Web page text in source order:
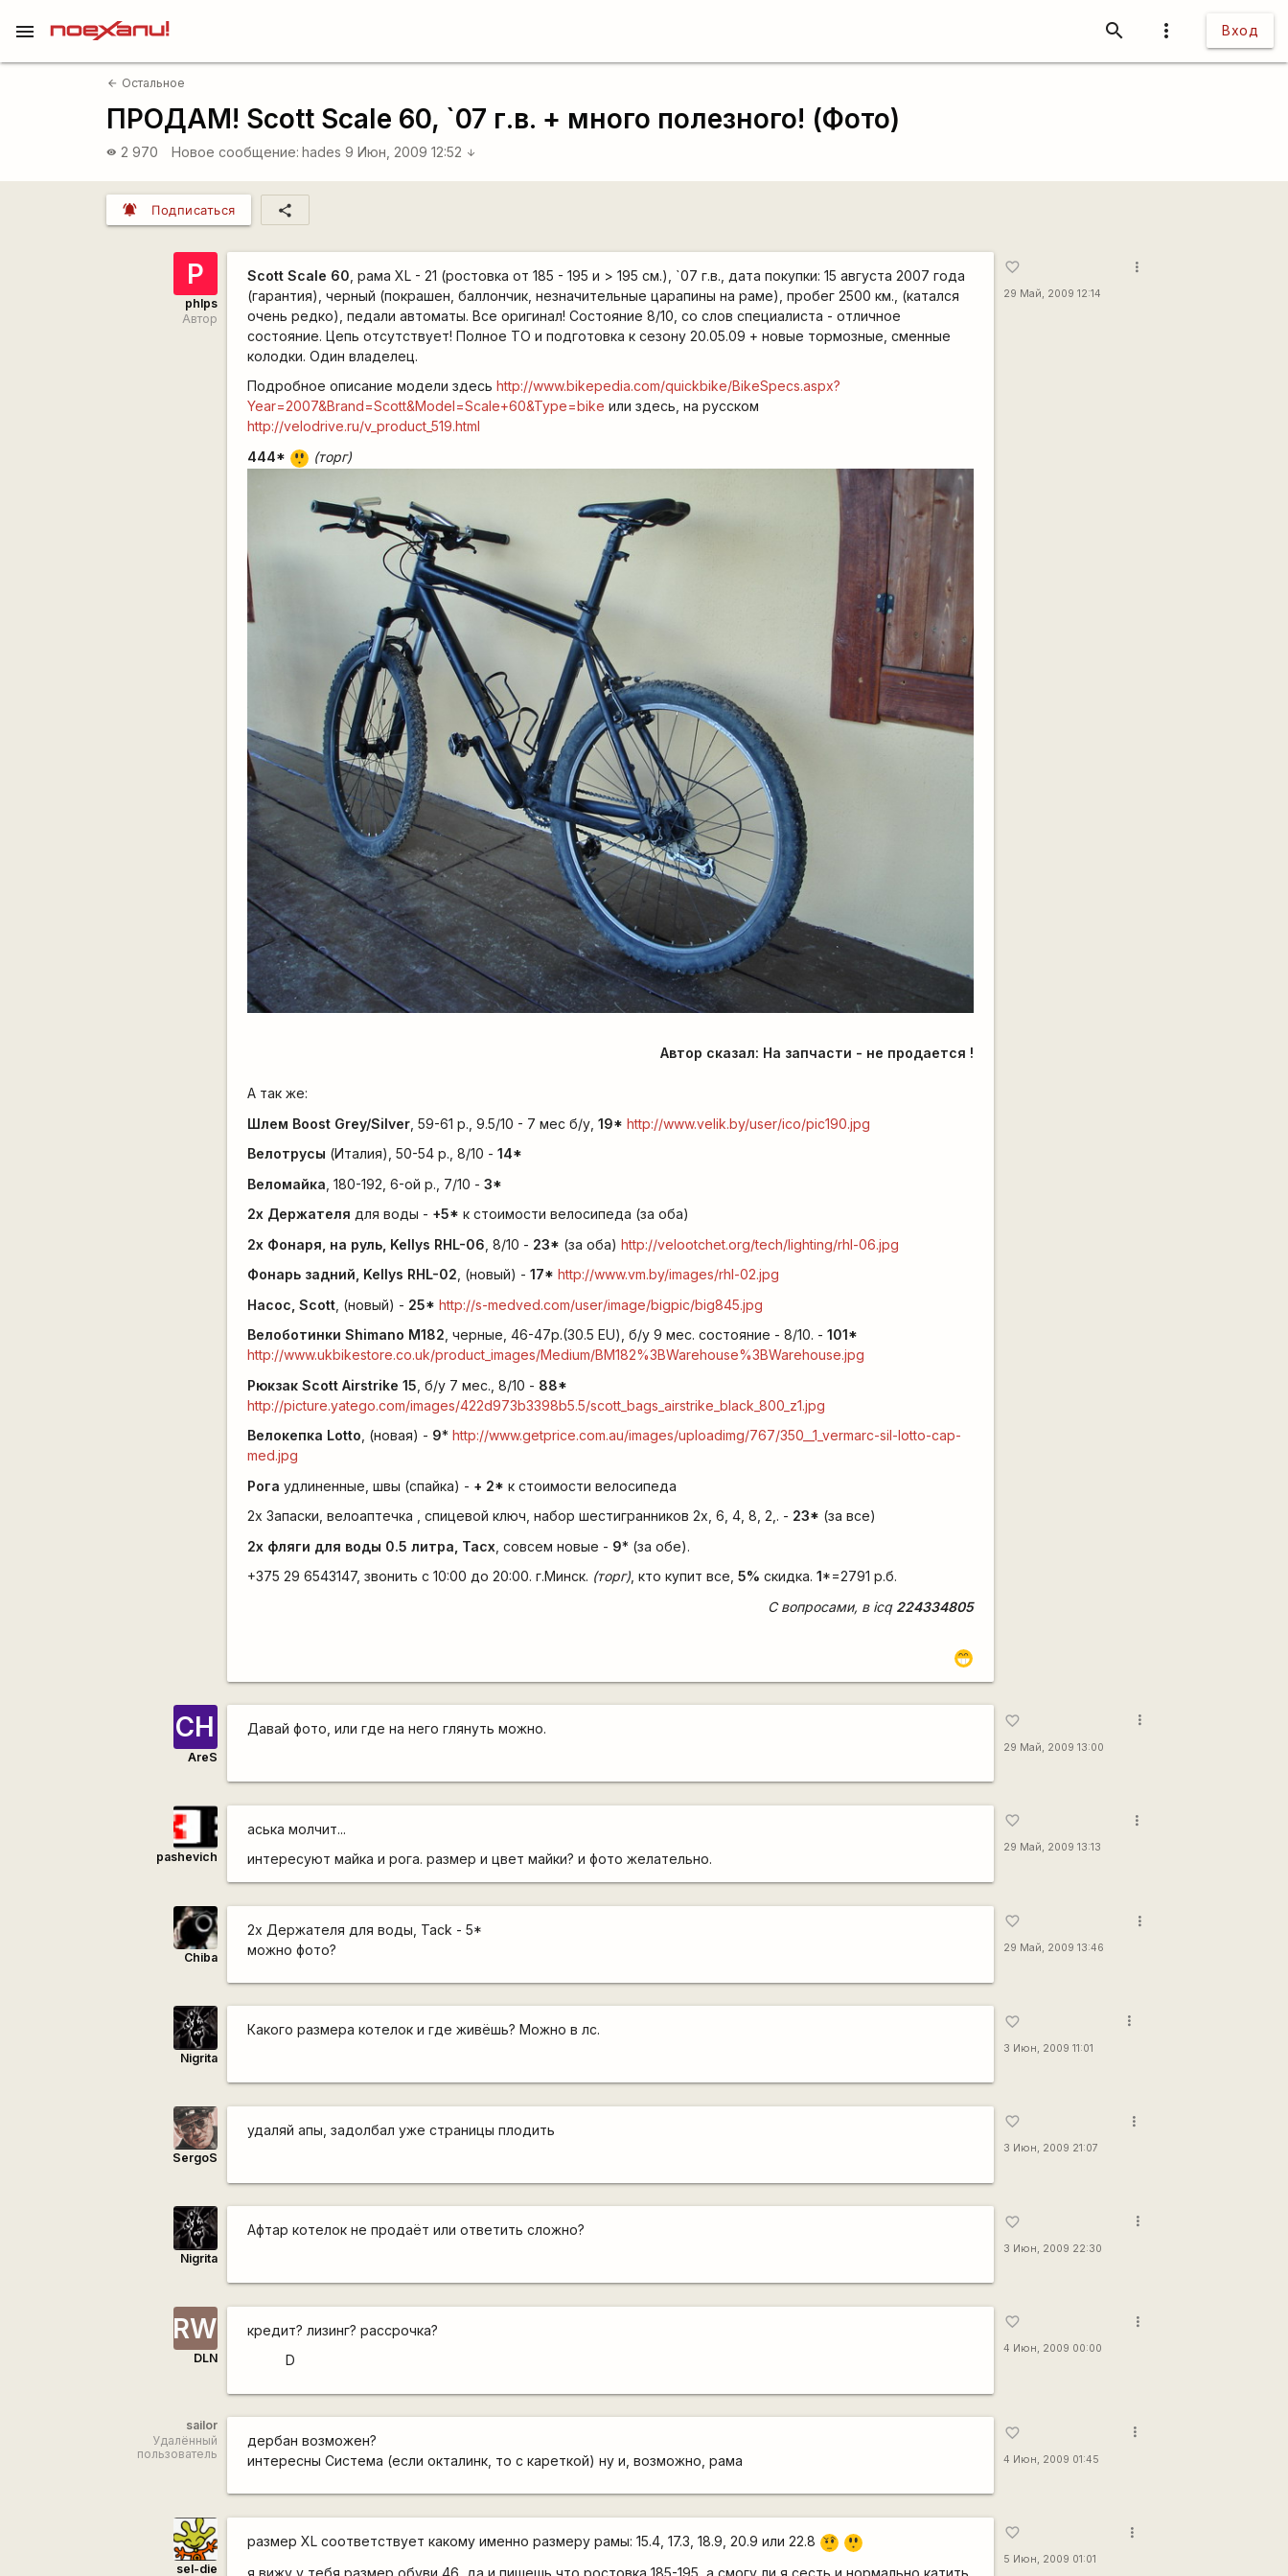
more_vert Вход
search
menu
arrow_back Остальное
ПРОДАМ! Scott Scale 60, `07 г.в. + много полезного! (Фото)
visibility 2 970 Новое сообщение: hades 9 Июн, 2009 12:52 arrow_downward
notifications_active Подписаться share
P
phlps
Автор
Scott Scale 60 , рама XL - 21 (ростовка от 185 - 195 и > 195 см.), `07 г.в., дата покупки: 15 августа 2007 года
(гарантия), черный (покрашен, баллончик, незначительные царапины на раме), пробег 2500 км., (катался
очень редко), педали автоматы. Все оригинал! Состояние 8/10, со слов специалиста - отличное
состояние. Цепь отсутствует! Полное ТО и подготовка к сезону 20.05.09 + новые тормозные, сменные
колодки. Один владелец.
Подробное описание модели здесьhttp://www.bikepedia.com/quickbike/BikeSpecs.aspx?
Year=2007&Brand=Scott&Model=Scale+60&Type=bike или здесь, на русском
http://velodrive.ru/v_product_519.html
444* :o (торг)
Автор сказал: На запчасти - не продается !
А так же:
Шлем Boost Grey/Silver , 59-61 р., 9.5/10 - 7 мес б/у,19* http://www.velik.by/user/ico/pic190.jpg
Велотрусы (Италия), 50-54 р., 8/10 -14*
Веломайка , 180-192, 6-ой р., 7/10 -3*
2х Держателя для воды - +5* к стоимости велосипеда (за оба)
2х Фонаря, на руль, Kellys RHL-06 , 8/10 - 23* (за оба)http://velootchet.org/tech/lighting/rhl-06.jpg
Фонарь задний, Kellys RHL-02 , (новый) -17* http://www.vm.by/images/rhl-02.jpg
Насос, Scott , (новый) - 25* http://s-medved.com/user/image/bigpic/big845.jpg
Велоботинки Shimano M182 , черные, 46-47р.(30.5 EU), б/у 9 мес. состояние - 8/10. -101*
http://www.ukbikestore.co.uk/product_images/Medium/BM182%3BWarehouse%3BWarehouse.jpg
Рюкзак Scott Airstrike 15 , б/у 7 мес., 8/10 - 88*
http://picture.yatego.com/images/422d973b3398b5.5/scott_bags_airstrike_black_800_z1.jpg
Велокепка Lotto , (новая) - 9*http://www.getprice.com.au/images/uploadimg/767/350__1_vermarc-sil-lotto-cap-
med.jpg
Рога удлиненные, швы (спайка) - + 2* к стоимости велосипеда
2х Запаски, велоаптечка , спицевой ключ, набор шестигранников 2х, 6, 4, 8, 2,. - 23* (за все)
2х фляги для воды 0.5 литра, Tacx , совсем новые - 9* (за обе).
+375 29 6543147, звонить с 10:00 до 20:00. г.Минск. (торг) , кто купит все,5% скидка.1*=2791 р.б.
С вопросами, в icq 224334805
;D
favorite_border
29 Май, 2009 12:14
more_vert
СН
AreS
Давай фото, или где на него глянуть можно.
favorite_border
29 Май, 2009 13:00
more_vert
pashevich
аська молчит...
интересуют майка и рога. размер и цвет майки? и фото желательно.
favorite_border
29 Май, 2009 13:13
more_vert
Chiba
2х Держателя для воды, Tack - 5*
можно фото?
favorite_border
29 Май, 2009 13:46
more_vert
Nigrita
Какого размера котелок и где живёшь? Можно в лс.
favorite_border
3 Июн, 2009 11:01
more_vert
SergoS
удаляй апы, задолбал уже страницы плодить
favorite_border
3 Июн, 2009 21:07
more_vert
Nigrita
Афтар котелок не продаёт или ответить сложно?
favorite_border
3 Июн, 2009 22:30
more_vert
RW
DLN
кредит? лизинг? рассрочка?
D
favorite_border
4 Июн, 2009 00:00
more_vert
sailor
Удалённый
пользователь
дербан возможен?
интересны Система (если окталинк, то с кареткой) ну и, возможно, рама
favorite_border
4 Июн, 2009 01:45
more_vert
sel-die
размер XL соответствует какому именно размеру рамы: 15.4, 17.3, 18.9, 20.9 или 22.8 ???
=8
O
favorite_border
5 Июн, 2009 01:01
more_vert